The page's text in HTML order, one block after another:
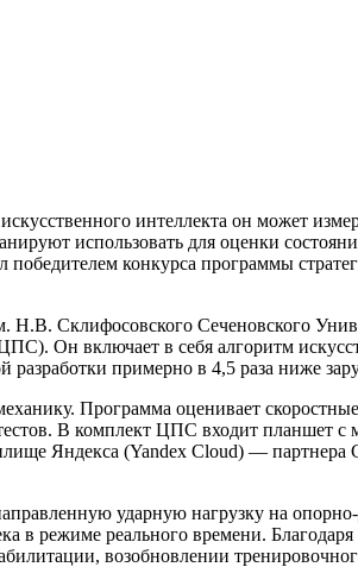
интеллекта он может
использовать для оценки
конкурса программы
Склифосовского Сеченовского
Он включает в себя алгоритм
примерно в 4,5 раза ниже
Программа оценивает
В комплект ЦПС входит планшет
Яндекса (Yandex Cloud) — партнера
ударную нагрузку на
режиме реального времени. Благодаря
возобновлении